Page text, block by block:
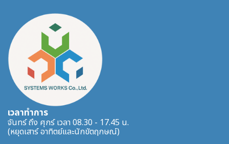
เวลาทำการ
จันทร์ ถึง ศุกร์ เวลา 08.30 - 17.45 น.
(หยุดเสาร์ อาทิตย์และนักขัตฤกษณ์)